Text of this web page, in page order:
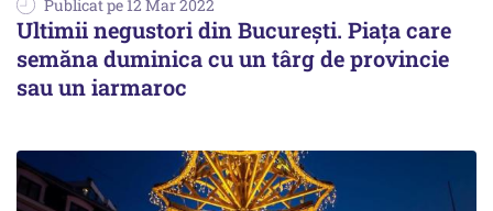
Publicat pe 12 Mar 2022
Ultimii negustori din Bucureşti. Piaţa care
semăna duminica cu un târg de provincie
sau un iarmaroc